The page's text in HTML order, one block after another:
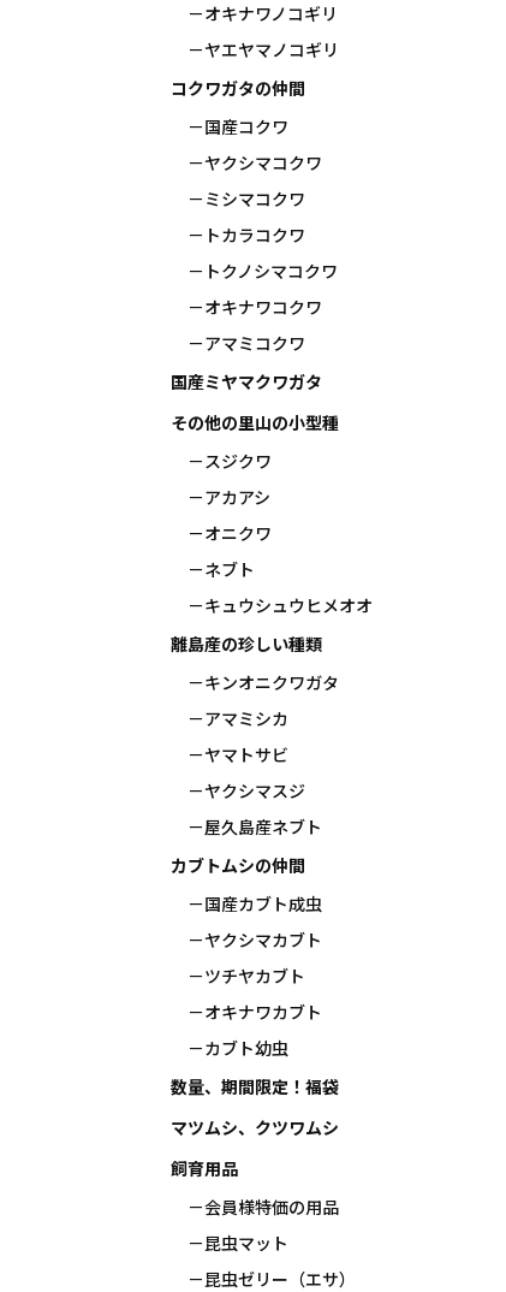
オキナワノコギリ
ヤエヤマノコギリ
コクワガタの仲間
国産コクワ
ヤクシマコクワ
ミシマコクワ
トカラコクワ
トクノシマコクワ
オキナワコクワ
アマミコクワ
国産ミヤマクワガタ
その他の里山の小型種
スジクワ
アカアシ
オニクワ
ネブト
キュウシュウヒメオオ
離島産の珍しい種類
キンオニクワガタ
アマミシカ
ヤマトサビ
ヤクシマスジ
屋久島産ネブト
カブトムシの仲間
国産カブト成虫
ヤクシマカブト
ツチヤカブト
オキナワカブト
カブト幼虫
数量、期間限定！福袋
マツムシ、クツワムシ
飼育用品
会員様特価の用品
昆虫マット
昆虫ゼリー（エサ）